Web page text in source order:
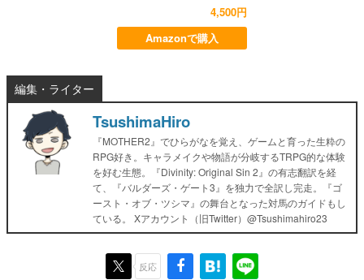
4,500円
Amazonで購入
編集・ライター
TsushimaHiro
『MOTHER2』でひらがなを覚え、ゲームと育った生粋の
RPG好き。キャラメイクや物語が分岐するTRPG的な体験
を好む生態。『Divinity: Original Sin 2』の有志翻訳を経
て、『バルダーズ・ゲート3』を独力で全訳し完走。『ゴ
ースト・オブ・ツシマ』の舞台となった対馬のガイドもし
ている。 Xアカウント（旧Twitter）@Tsushimahiro23
反応